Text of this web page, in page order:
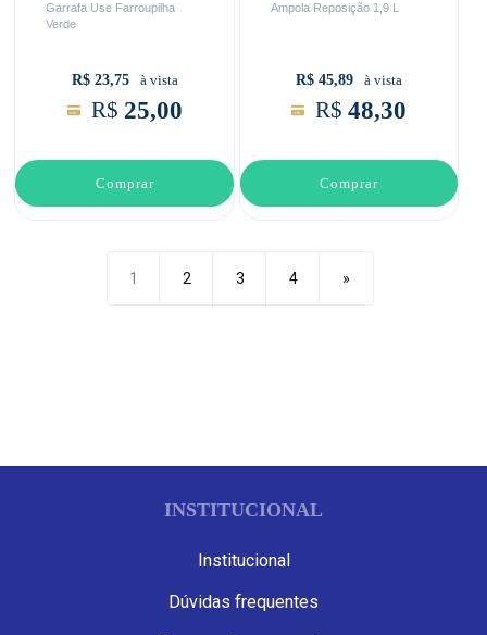
Garrafa Use Farroupilha
Verde
R$ 23,75 à vista
R$ 25,00
Comprar
Ampola Reposição 1,9 L
R$ 45,89 à vista
R$ 48,30
Comprar
1 2 3 4 »
INSTITUCIONAL
Institucional
Dúvidas frequentes